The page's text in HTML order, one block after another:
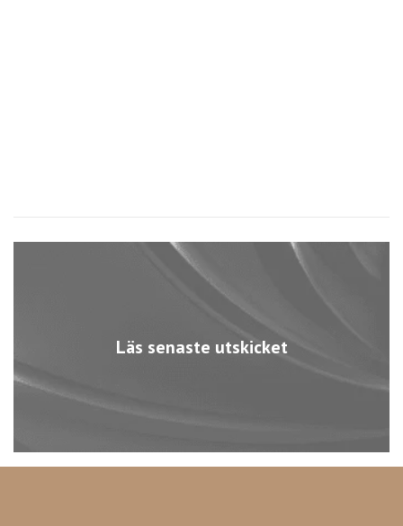
Läs senaste utskicket